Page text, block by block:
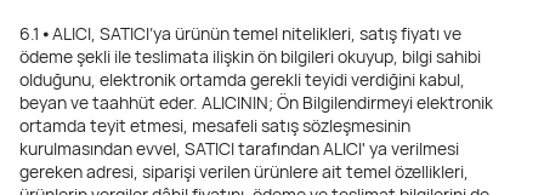
6.1 ⦁ ALICI, SATICI’ya ürünün temel nitelikleri, satış fiyatı ve
ödeme şekli ile teslimata ilişkin ön bilgileri okuyup, bilgi sahibi
olduğunu, elektronik ortamda gerekli teyidi verdiğini kabul,
beyan ve taahhüt eder. ALICININ; Ön Bilgilendirmeyi elektronik
ortamda teyit etmesi, mesafeli satış sözleşmesinin
kurulmasından evvel, SATICI tarafından ALICI' ya verilmesi
gereken adresi, siparişi verilen ürünlere ait temel özellikleri,